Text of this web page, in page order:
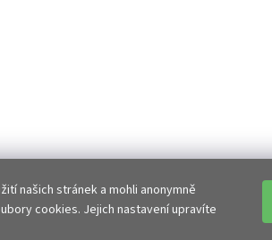
našich stránek a mohli anonymně
cookies. Jejich nastavení upravíte